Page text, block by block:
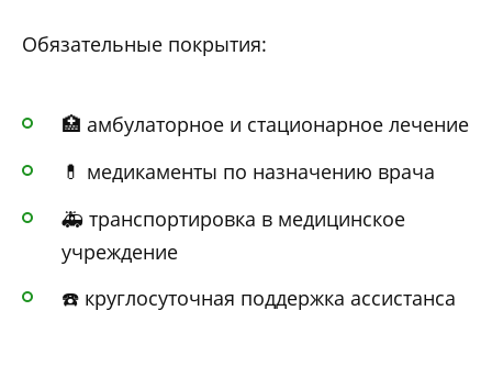
Обязательные покрытия:
🏥 амбулаторное и стационарное лечение
💊 медикаменты по назначению врача
🚑 транспортировка в медицинское
учреждение
☎️ круглосуточная поддержка ассистанса